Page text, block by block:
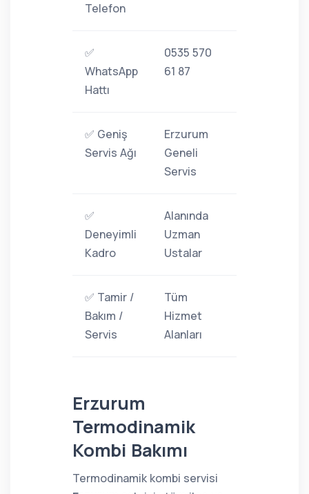
Telefon
✅
WhatsApp
Hattı
0535 570
61 87
✅ Geniş
Servis Ağı
Erzurum
Geneli
Servis
✅
Deneyimli
Kadro
Alanında
Uzman
Ustalar
✅ Tamir /
Bakım /
Servis
Tüm
Hizmet
Alanları
Erzurum
Termodinamik
Kombi Bakımı
Termodinamik kombi servisi